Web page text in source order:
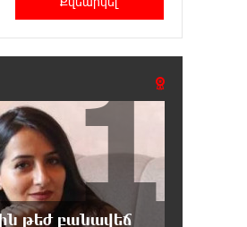
լինել
2026
ուզում, որ իր
զարգանա Հայաստանի
գնա ԵՄ. Արշակ
թեժ բանավեճ
1